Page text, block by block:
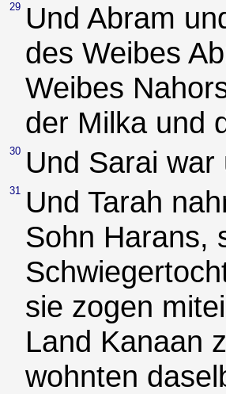
29 Und Abram
des Weibes
Weibes
der Milka und
30 Und Sarai
31 Und Tarah
Sohn Harans,
sie zogen
Land Kanaan
wohnten